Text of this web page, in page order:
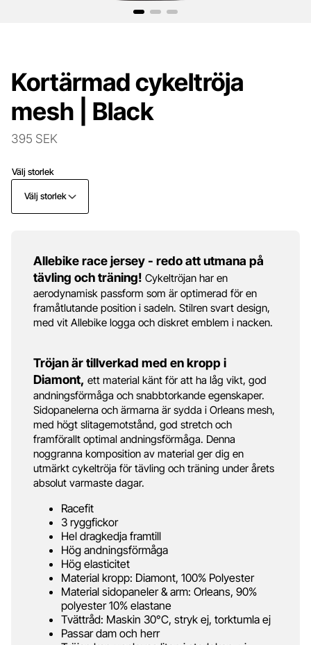
Kortärmad cykeltröja
mesh | Black
395 SEK
Välj storlek
Välj storlek
Allebike race jersey - redo att utmana på
tävling och träning! Cykeltröjan har en
aerodynamisk passform som är optimerad för en
framåtlutande position i sadeln. Stilren svart design,
med vit Allebike logga och diskret emblem i nacken.
Tröjan är tillverkad med en kropp i
Diamont, ett material känt för att ha låg vikt, god
andningsförmåga och snabbtorkande egenskaper.
Sidopanelerna och ärmarna är sydda i Orleans mesh,
med högt slitagemotstånd, god stretch och
framförallt optimal andningsförmåga. Denna
noggranna komposition av material ger dig en
utmärkt cykeltröja för tävling och träning under årets
absolut varmaste dagar.
Racefit
3 ryggfickor
Hel dragkedja framtill
Hög andningsförmåga
Hög elasticitet
Material kropp: Diamont, 100% Polyester
Material sidopaneler & arm: Orleans, 90%
polyester 10% elastane
Tvättråd: Maskin 30°C, stryk ej, torktumla ej
Passar dam och herr